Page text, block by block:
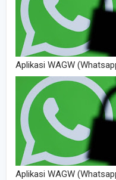
Aplikasi WAGW
Aplikasi WAGW